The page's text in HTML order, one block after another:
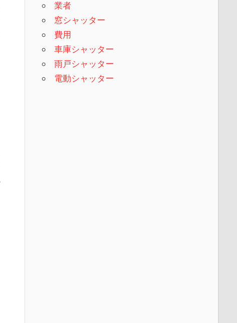
業者
窓シャッター
費用
車庫シャッター
雨戸シャッター
電動シャッター